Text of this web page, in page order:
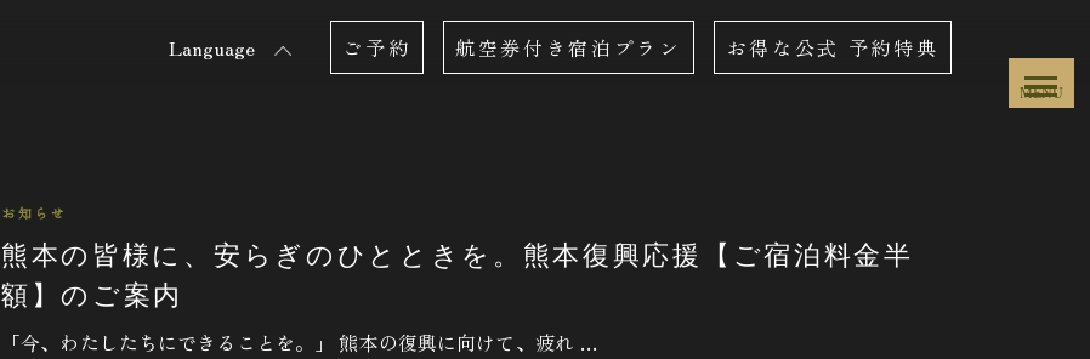
Language ご予約 航空券付き宿泊プラン お得な公式 予約特典
MENU
お知らせ
熊本の皆様に、安らぎのひとときを。熊本復興応援【ご宿泊料金半
額】のご案内
「今、わたしたちにできることを。」 熊本の復興に向けて、疲れ …